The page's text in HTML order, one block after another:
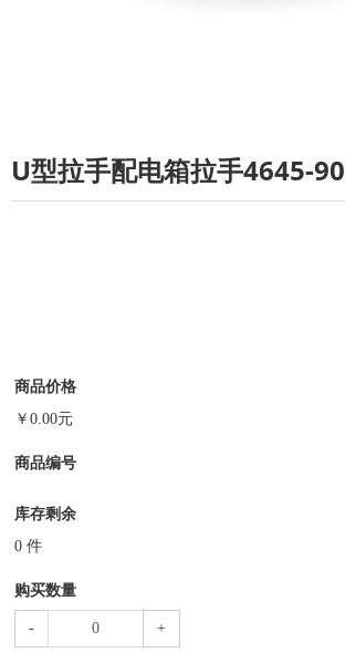
U型拉手配电箱拉手4645-90
商品价格
￥ 0.00元
商品编号
库存剩余
0 件
购买数量
- +